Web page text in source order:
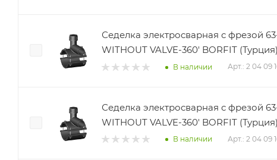
Седелка электросварная с фрезой
WITHOUT VALVE-360' BORFIT (Турция)
В наличии Арт.: 2 04 09
Седелка электросварная с фрезой
WITHOUT VALVE-360' BORFIT (Турция)
В наличии Арт.: 2 04 09